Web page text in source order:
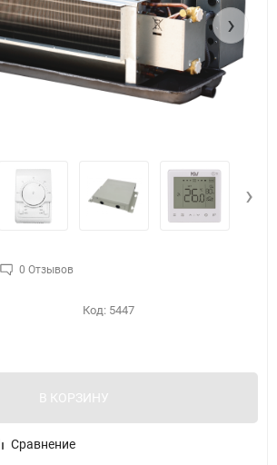
›
›
0 Отзывов
Код: 5447
В КОРЗИНУ
Сравнение